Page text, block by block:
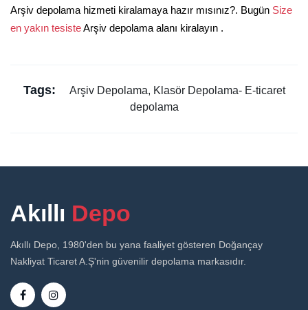
Arşiv depolama hizmeti kiralamaya hazır mısınız?. Bugün Size
en yakın tesisteArşiv depolama alanı kiralayın .
Tags:
Arşiv Depolama, Klasör Depolama- E-ticaret
depolama
Akıllı Depo
Akıllı Depo, 1980'den bu yana faaliyet gösteren Doğançay
Nakliyat Ticaret A.Ş'nin güvenilir depolama markasıdır.